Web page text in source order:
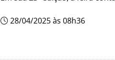
28/04/2025 às 08h36